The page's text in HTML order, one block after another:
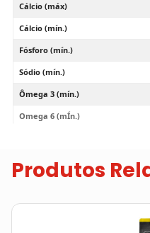
Cálcio (máx)
Cálcio (mín.)
Fósforo (mín.)
Sódio (mín.)
Ômega 3 (mín.)
Omega 6 (mÍn.)
Produtos